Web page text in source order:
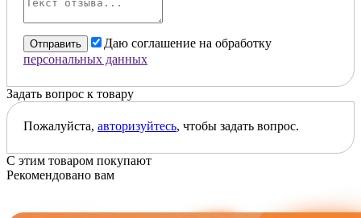
Отправить
Даю соглашение на обработку
персональных данных
Задать вопрос к товару
Пожалуйста, авторизуйтесь, чтобы задать вопрос.
С этим товаром покупают
Рекомендовано вам